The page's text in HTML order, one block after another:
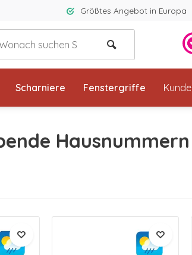
Größtes Angebot in Europa
Scharniere Fenstergriffe